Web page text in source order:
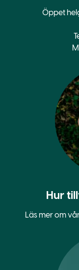
Öppet
Hur
Läs mer om